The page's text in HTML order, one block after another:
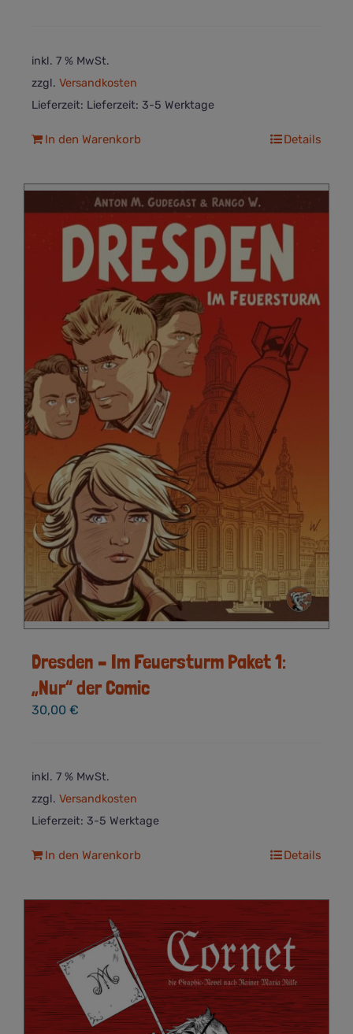
inkl. 7 % MwSt.
zzgl. Versandkosten
Lieferzeit: Lieferzeit: 3-5 Werktage
In den Warenkorb Details
Dresden – Im Feuersturm Paket 1:
„Nur“ der Comic
30,00 €
inkl. 7 % MwSt.
zzgl. Versandkosten
Lieferzeit: 3-5 Werktage
In den Warenkorb Details